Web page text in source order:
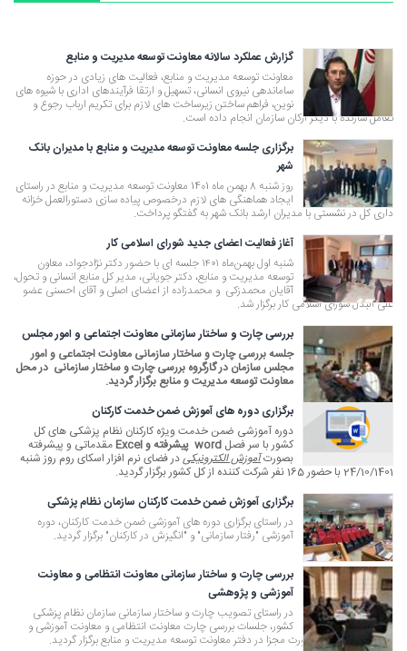
گزارش عملکرد سالانه معاونت توسعه مدیریت و منابع
معاونت توسعه مدیریت و منابع، فعالیت های زیادی در حوزه
ساماندهی نیروی انسانی، تسهیل و ارتقا فرآیندهای اداری با شیوه های
نوین، فراهم ساختن زیرساخت های لازم برای تکریم ارباب رجوع و
تعامل سازنده با دیگر ارکان سازمان انجام داده است.
برگزاری جلسه معاونت توسعه مدیریت و منابع با مدیران بانک
شهر
روز شنبه 8 بهمن ماه 1401 معاونت توسعه مدیریت و منابع در راستای
ایجاد هماهنگی های لازم درخصوص پیاده سازی دستورالعمل خزانه
داری کل در نشستی با مدیران ارشد بانک شهر به گفتگو پرداخت.
آغاز فعالیت اعضای جدید شورای اسلامی کار
شنبه اول بهمن‌ماه ۱۴۰۱ ‎جلسه ای با حضور دکتر نژادجواد، معاون
توسعه مدیریت و منابع، دکتر جویانی، مدیر کل منابع انسانی و تحول،
آقایان محمدزکی و محمدزاده از اعضای اصلی و آقای احسنی عضو
علی البدل شورای اسلامی کار برگزار شد.
بررسی چارت و ساختار سازمانی معاونت اجتماعی و امور مجلس
جلسه بررسی چارت و ساختار سازمانی معاونت اجتماعی و امور
مجلس سازمان در گارگروه بررسی چارت و ساختار سازمانی در محل
معاونت توسعه مدیریت و منابع برگزار گردید.
برگزاری دوره های آموزش ضمن خدمت کارکنان
دوره آموزشی ضمن خدمت ویژه کارکنان نظام پزشکی های کل
کشور با سر فصل word پیشرفته وExcel مقدماتی و پیشرفته
بصورتآموزش الکترونیکیدر فضای نرم افزار اسکای روم روز شنبه
24/10/1401 با حضور 165 نفر شرکت کننده از کل کشور برگزار گردید.
برگزاری آموزش ضمن خدمت کارکنان سازمان نظام پزشکی
در راستای برگزاری دوره های آموزشی ضمن خدمت کارکنان، دوره
آموزشی "رفتار سازمانی" و "انگیزش در کارکنان" برگزار گردید.
بررسی چارت و ساختار سازمانی معاونت انتظامی و معاونت
آموزشی و پژوهشی
در راستای تصویب چارت و ساختار سازمانی سازمان نظام پزشکی
کشور، جلسات بررسی چارت معاونت انتظامی و معاونت آموزشی و
پژوهشی سازمان به صورت مجزا در دفتر معاونت توسعه مدیریت و منابع برگزار گردید.